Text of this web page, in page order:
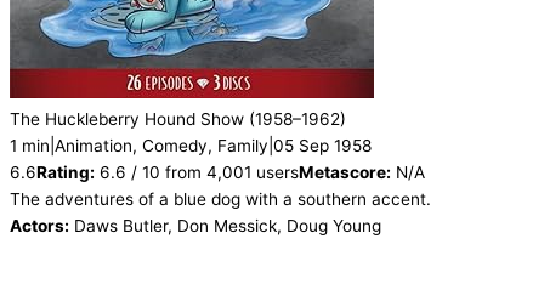
The Huckleberry Hound Show (1958–1962)
1 min Animation, Comedy, Family 05 Sep 1958
6.6Rating: 6.6 / 10 from 4,001 usersMetascore: N/A
The adventures of a blue dog with a southern accent.
Actors: Daws Butler, Don Messick, Doug Young